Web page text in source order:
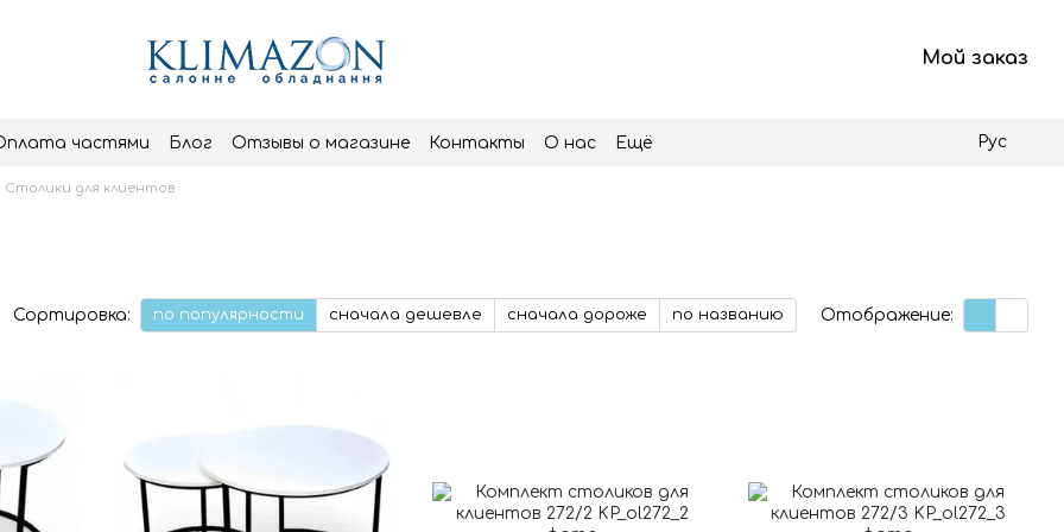
Мой заказ
частями Блог Отзывы о магазине Контакты О нас Ещё Рус
Столики для клиентов
Сортировка: по популярности сначала дешевле сначала дороже по названию Отображение: